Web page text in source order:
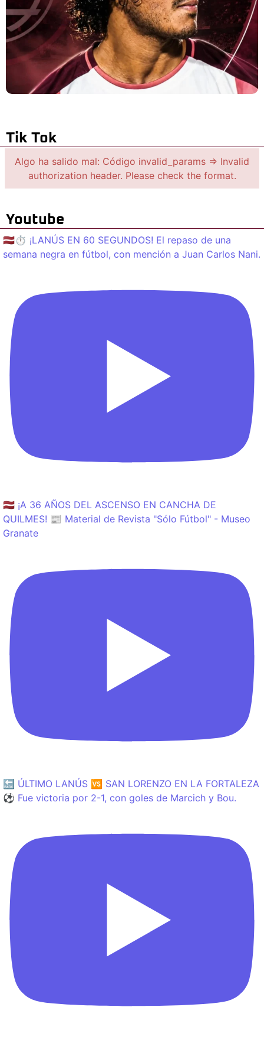
Tik Tok
Algo ha salido mal: Código invalid_params => Invalid
authorization header. Please check the format.
Youtube
🇱🇻⏱️ ¡LANÚS EN 60 SEGUNDOS! El repaso de una
semana negra en fútbol, con mención a Juan Carlos Nani.
🇱🇻 ¡A 36 AÑOS DEL ASCENSO EN CANCHA DE
QUILMES! 📰 Material de Revista "Sólo Fútbol" - Museo
Granate
🔙 ÚLTIMO LANÚS 🆚 SAN LORENZO EN LA FORTALEZA
⚽️ Fue victoria por 2-1, con goles de Marcich y Bou.